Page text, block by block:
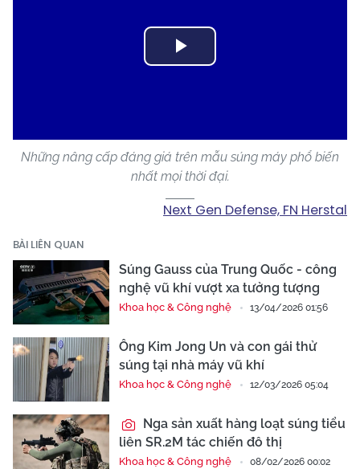
Play
Những nâng cấp đáng giá trên mẫu súng máy phổ biến
nhất mọi thời đại.
Next Gen Defense, FN Herstal
BÀI LIÊN QUAN
Súng Gauss của Trung Quốc - công
nghệ vũ khí vượt xa tưởng tượng
Khoa học & Công nghệ 13/04/2026 01:56
Ông Kim Jong Un và con gái thử
súng tại nhà máy vũ khí
Khoa học & Công nghệ 12/03/2026 05:04
Nga sản xuất hàng loạt súng tiểu
liên SR.2M tác chiến đô thị
Khoa học & Công nghệ 08/02/2026 00:02